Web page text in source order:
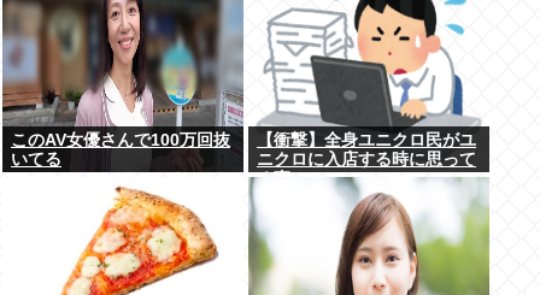
このAV女優さんで100万回抜
いてる
【衝撃】全身ユニクロ民がユ
ニクロに入店する時に思って
る事・・・・・